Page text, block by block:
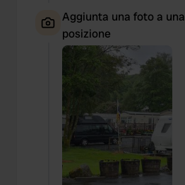
Aggiunta una foto a una
posizione